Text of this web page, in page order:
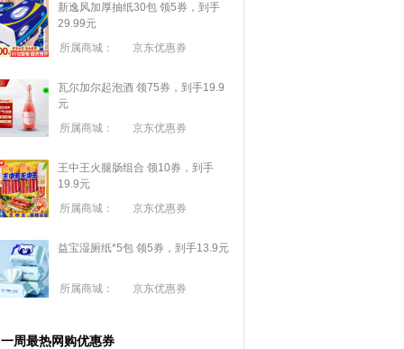
新逸风加厚抽纸30包 领5券，到手
29.99元
所属商城：
京东优惠券
瓦尔加尔起泡酒 领75券，到手19.9
元
所属商城：
京东优惠券
王中王火腿肠组合 领10券，到手
19.9元
所属商城：
京东优惠券
益宝湿厕纸*5包 领5券，到手13.9元
所属商城： 京东优惠券
一周最热网购优惠券